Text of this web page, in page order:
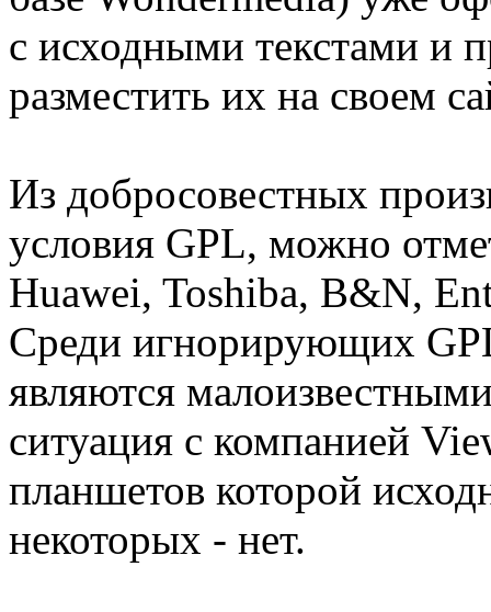
с исходными текстами и
разместить их на своем
Из добросовестных
условия GPL, можно
Huawei, Toshiba, B&N,
Среди игнорирующих
являются
ситуация с компанией
планшетов которой
некоторых - нет.